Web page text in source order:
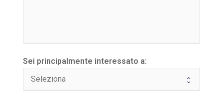
Sei principalmente interessato a: